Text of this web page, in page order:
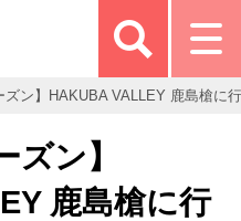
ズン】HAKUBA VALLEY 鹿島槍に
ズン】
鹿島槍に行